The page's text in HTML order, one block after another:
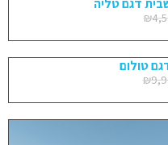
₪
טולום
₪